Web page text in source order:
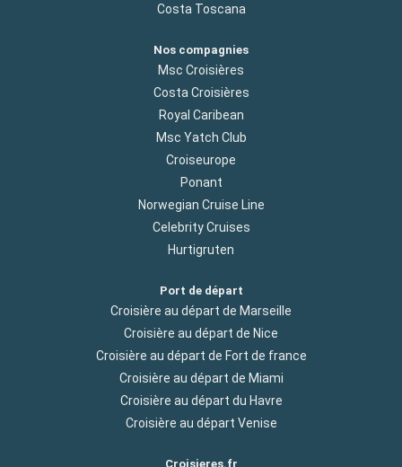
Costa Toscana
Nos compagnies
Msc Croisières
Costa Croisières
Royal Caribean
Msc Yatch Club
Croiseurope
Ponant
Norwegian Cruise Line
Celebrity Cruises
Hurtigruten
Port de départ
Croisière au départ de Marseille
Croisière au départ de Nice
Croisière au départ de Fort de france
Croisière au départ de Miami
Croisière au départ du Havre
Croisière au départ Venise
Croisieres.fr